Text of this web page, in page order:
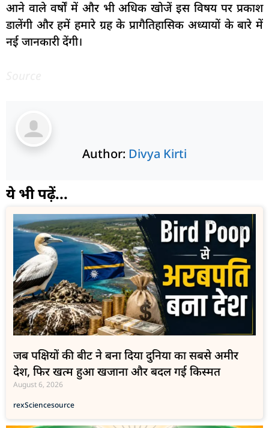
आने वाले वर्षों में और भी अधिक खोजें इस विषय पर प्रकाश
डालेंगी और हमें हमारे ग्रह के प्रागैतिहासिक अध्यायों के बारे में
नई जानकारी देंगी।
Author: Divya Kirti
ये भी पढ़ें...
जब पक्षियों की बीट ने बना दिया दुनिया का सबसे अमीर
देश, फिर खत्म हुआ खजाना और बदल गई किस्मत
August 6, 2026
rexSciencesource